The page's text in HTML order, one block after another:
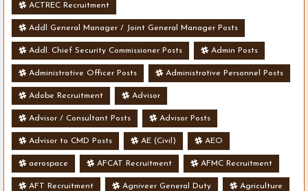
ACTREC Recruitment
Addl General Manager / Joint General Manager Posts
Addl. Chief Security Commissioner Posts Admin Posts
Administrative Officer Posts Administrative Personnel Posts
Adobe Recruitment Advisor
Advisor / Consultant Posts Advisor Posts
Advisor to CMD Posts AE (Civil) AEO
aerospace AFCAT Recruitment AFMC Recruitment
AFT Recruitment Agniveer General Duty Agriculture